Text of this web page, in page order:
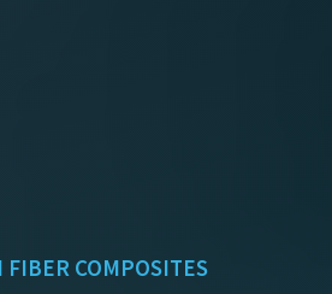
FIBER COMPOSITES